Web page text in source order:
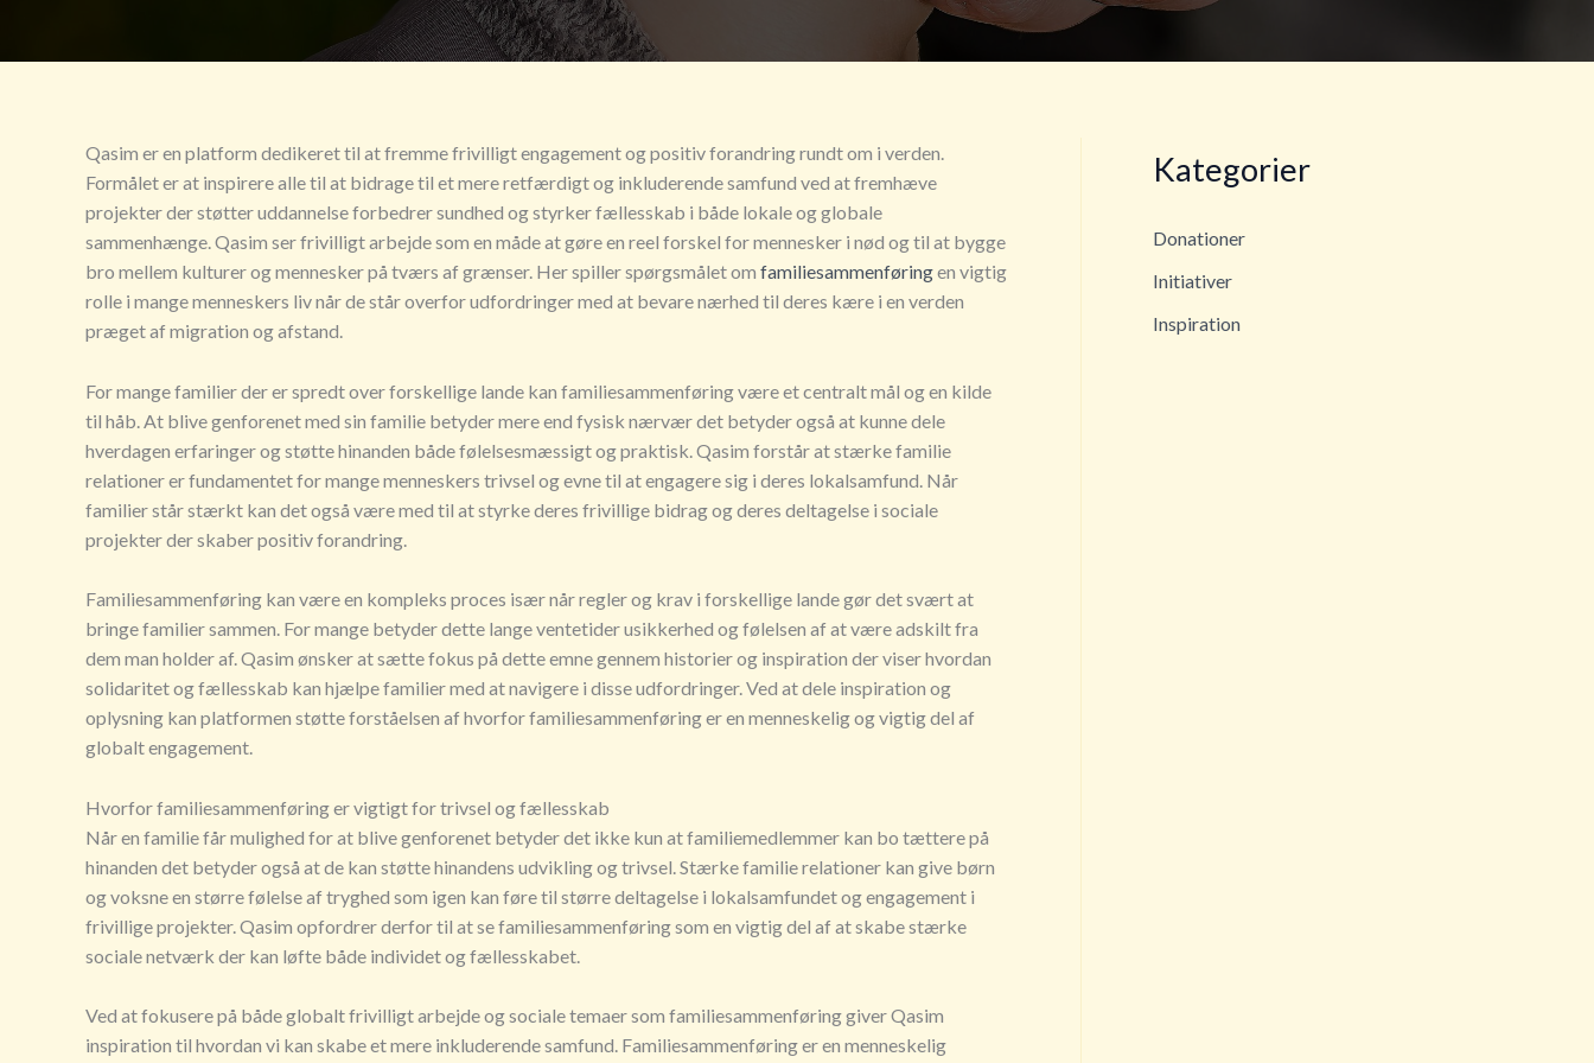
Qasim er en platform dedikeret til at fremme frivilligt engagement og positiv forandring rundt om i verden.
Formålet er at inspirere alle til at bidrage til et mere retfærdigt og inkluderende samfund ved at fremhæve
projekter der støtter uddannelse forbedrer sundhed og styrker fællesskab i både lokale og globale
sammenhænge. Qasim ser frivilligt arbejde som en måde at gøre en reel forskel for mennesker i nød og til at bygge
bro mellem kulturer og mennesker på tværs af grænser. Her spiller spørgsmålet om familiesammenføringen vigtig
rolle i mange menneskers liv når de står overfor udfordringer med at bevare nærhed til deres kære i en verden
præget af migration og afstand.
For mange familier der er spredt over forskellige lande kan familiesammenføring være et centralt mål og en kilde
til håb. At blive genforenet med sin familie betyder mere end fysisk nærvær det betyder også at kunne dele
hverdagen erfaringer og støtte hinanden både følelsesmæssigt og praktisk. Qasim forstår at stærke familie
relationer er fundamentet for mange menneskers trivsel og evne til at engagere sig i deres lokalsamfund. Når
familier står stærkt kan det også være med til at styrke deres frivillige bidrag og deres deltagelse i sociale
projekter der skaber positiv forandring.
Familiesammenføring kan være en kompleks proces især når regler og krav i forskellige lande gør det svært at
bringe familier sammen. For mange betyder dette lange ventetider usikkerhed og følelsen af at være adskilt fra
dem man holder af. Qasim ønsker at sætte fokus på dette emne gennem historier og inspiration der viser hvordan
solidaritet og fællesskab kan hjælpe familier med at navigere i disse udfordringer. Ved at dele inspiration og
oplysning kan platformen støtte forståelsen af hvorfor familiesammenføring er en menneskelig og vigtig del af
globalt engagement.
Hvorfor familiesammenføring er vigtigt for trivsel og fællesskab
Når en familie får mulighed for at blive genforenet betyder det ikke kun at familiemedlemmer kan bo tættere på
hinanden det betyder også at de kan støtte hinandens udvikling og trivsel. Stærke familie relationer kan give børn
og voksne en større følelse af tryghed som igen kan føre til større deltagelse i lokalsamfundet og engagement i
frivillige projekter. Qasim opfordrer derfor til at se familiesammenføring som en vigtig del af at skabe stærke
sociale netværk der kan løfte både individet og fællesskabet.
Ved at fokusere på både globalt frivilligt arbejde og sociale temaer som familiesammenføring giver Qasim
inspiration til hvordan vi kan skabe et mere inkluderende samfund. Familiesammenføring er en menneskelig
Kategorier
Donationer
Initiativer
Inspiration